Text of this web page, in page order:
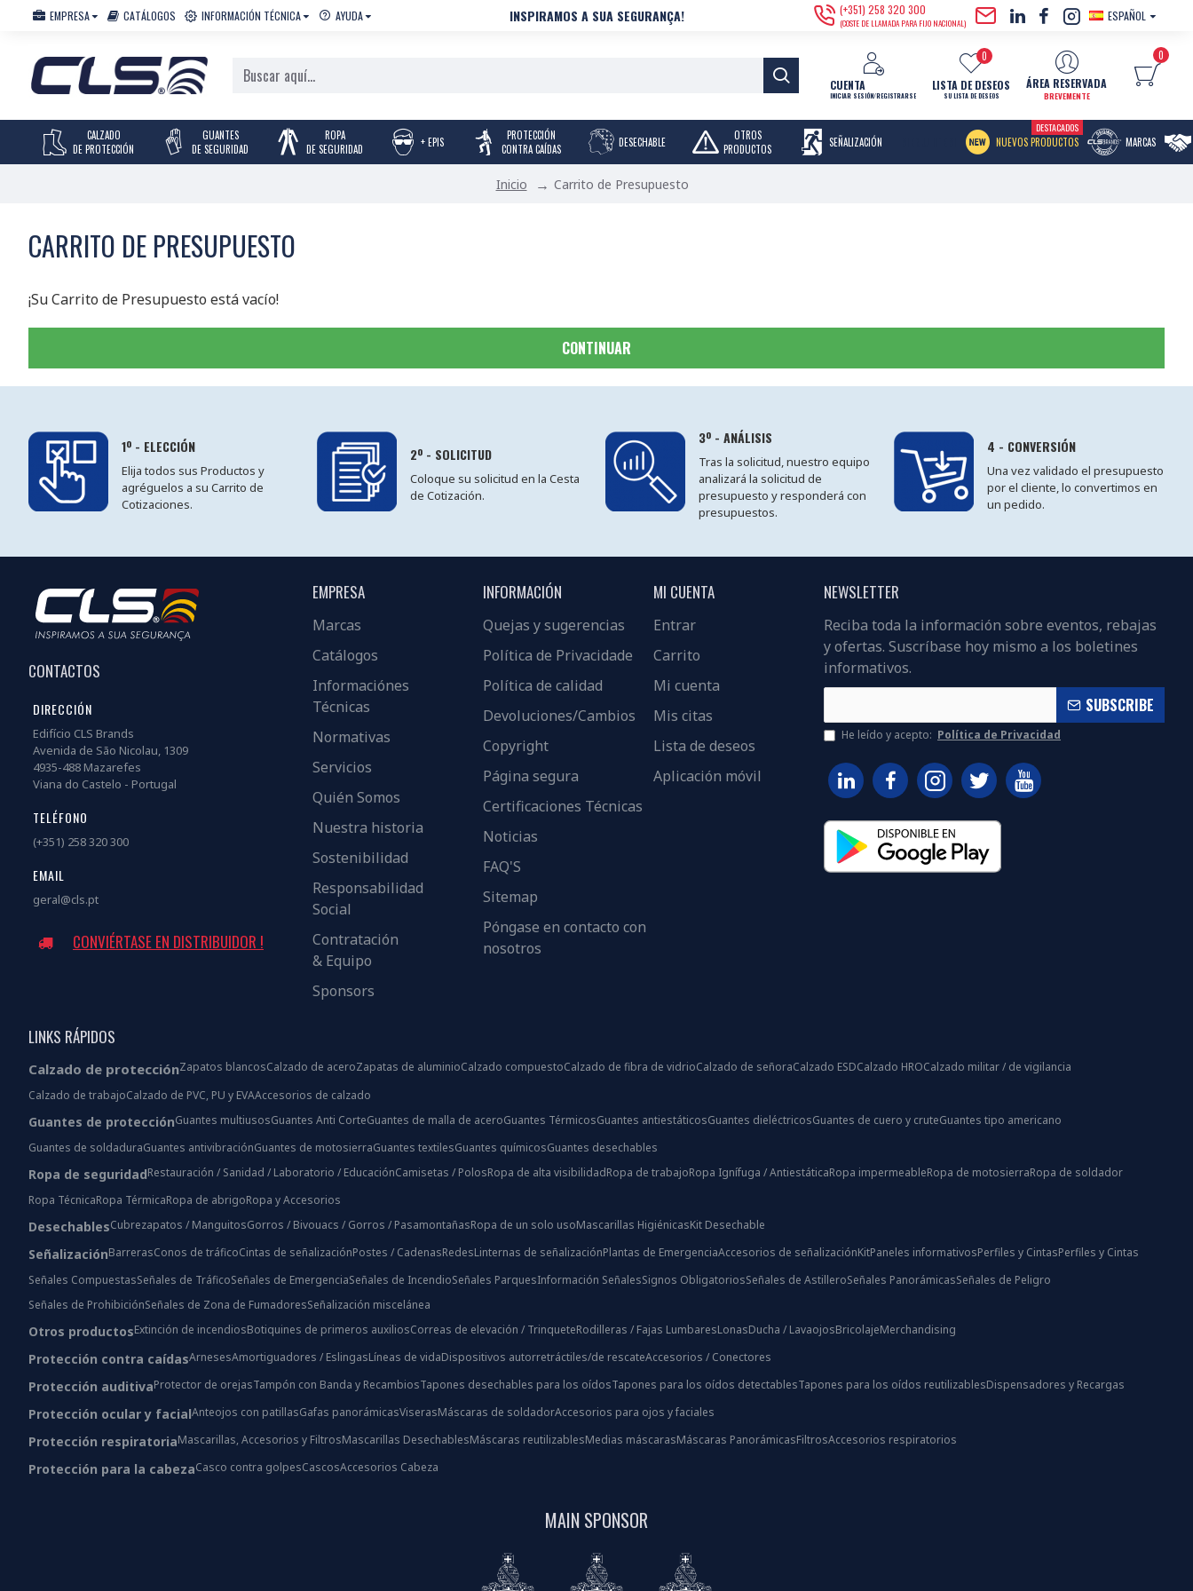
EMPRESA CATÁLOGOS INFORMACIÓN TÉCNICA AYUDA INSPIRAMOS A SUA SEGURANÇA! (+351) 258 320 300
(COSTE DE LLAMADA PARA FIJO NACIONAL)
ESPAÑOL
CUENTA
INICIAR SESIÓN/REGISTRARSE
LISTA DE DESEOS
SU LISTA DE DESEOS
0
ÁREA RESERVADA
BREVEMENTE
0
CALZADO
DE PROTECCIÓN
GUANTES
DE SEGURIDAD
ROPA
DE SEGURIDAD
+ EPIS
PROTECCIÓN
CONTRA CAÍDAS
DESECHABLE
OTROS
PRODUCTOS
SEÑALIZACIÓN NUEVOS PRODUCTOS
DESTACADOS
MARCAS
Inicio Carrito de Presupuesto
CARRITO DE PRESUPUESTO
¡Su Carrito de Presupuesto está vacío!
CONTINUAR
1º - ELECCIÓN
Elija todos sus Productos y
agréguelos a su Carrito de
Cotizaciones.
2º - SOLICITUD
Coloque su solicitud en la Cesta
de Cotización.
3º - ANÁLISIS
Tras la solicitud, nuestro equipo
analizará la solicitud de
presupuesto y responderá con
presupuestos.
4 - CONVERSIÓN
Una vez validado el presupuesto
por el cliente, lo convertimos en
un pedido.
CONTACTOS
DIRECCIÓN
Edifício CLS Brands
Avenida de São Nicolau, 1309
4935-488 Mazarefes
Viana do Castelo - Portugal
TELÉFONO
(+351) 258 320 300
EMAIL
geral@cls.pt
CONVIÉRTASE EN DISTRIBUIDOR !
EMPRESA
Marcas
Catálogos
Informaciónes
Técnicas
Normativas
Servicios
Quién Somos
Nuestra historia
Sostenibilidad
Responsabilidad
Social
Contratación
& Equipo
Sponsors
INFORMACIÓN
Quejas y sugerencias
Política de Privacidade
Política de calidad
Devoluciones/Cambios
Copyright
Página segura
Certificaciones Técnicas
Noticias
FAQ'S
Sitemap
Póngase en contacto con
nosotros
MI CUENTA
Entrar
Carrito
Mi cuenta
Mis citas
Lista de deseos
Aplicación móvil
NEWSLETTER
Reciba toda la información sobre eventos, rebajas
y ofertas. Suscríbase hoy mismo a los boletines
informativos.
SUBSCRIBE
He leído y acepto: Política de Privacidad
LINKS RÁPIDOS
Calzado de protecciónZapatos blancosCalzado de aceroZapatas de aluminioCalzado compuestoCalzado de fibra de vidrioCalzado de señoraCalzado ESDCalzado HROCalzado militar / de vigilancia
Calzado de trabajoCalzado de PVC, PU y EVAAccesorios de calzado
Guantes de protecciónGuantes multiusosGuantes Anti CorteGuantes de malla de aceroGuantes TérmicosGuantes antiestáticosGuantes dieléctricosGuantes de cuero y cruteGuantes tipo americano
Guantes de soldaduraGuantes antivibraciónGuantes de motosierraGuantes textilesGuantes químicosGuantes desechables
Ropa de seguridadRestauración / Sanidad / Laboratorio / EducaciónCamisetas / PolosRopa de alta visibilidadRopa de trabajoRopa Ignífuga / AntiestáticaRopa impermeableRopa de motosierraRopa de soldador
Ropa TécnicaRopa TérmicaRopa de abrigoRopa y Accesorios
DesechablesCubrezapatos / ManguitosGorros / Bivouacs / Gorros / PasamontañasRopa de un solo usoMascarillas HigiénicasKit Desechable
SeñalizaciónBarrerasConos de tráficoCintas de señalizaciónPostes / CadenasRedesLinternas de señalizaciónPlantas de EmergenciaAccesorios de señalizaciónKitPaneles informativosPerfiles y CintasPerfiles y Cintas
Señales CompuestasSeñales de TráficoSeñales de EmergenciaSeñales de IncendioSeñales ParquesInformación SeñalesSignos ObligatoriosSeñales de AstilleroSeñales PanorámicasSeñales de Peligro
Señales de ProhibiciónSeñales de Zona de FumadoresSeñalización miscelánea
Otros productosExtinción de incendiosBotiquines de primeros auxiliosCorreas de elevación / TrinqueteRodilleras / Fajas LumbaresLonasDucha / LavaojosBricolajeMerchandising
Protección contra caídasArnesesAmortiguadores / EslingasLíneas de vidaDispositivos autorretráctiles/de rescateAccesorios / Conectores
Protección auditivaProtector de orejasTampón con Banda y RecambiosTapones desechables para los oídosTapones para los oídos detectablesTapones para los oídos reutilizablesDispensadores y Recargas
Protección ocular y facialAnteojos con patillasGafas panorámicasViserasMáscaras de soldadorAccesorios para ojos y faciales
Protección respiratoriaMascarillas, Accesorios y FiltrosMascarillas DesechablesMáscaras reutilizablesMedias máscarasMáscaras PanorámicasFiltrosAccesorios respiratorios
Protección para la cabezaCasco contra golpesCascosAccesorios Cabeza
MAIN SPONSOR